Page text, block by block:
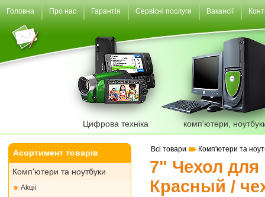
Головна Про нас Гарантія Сервісні послуги Вакансії
Цифрова техніка комп'ютери,
Асортимент товарів
Комп'ютери та ноутбуки
Akціі
Всі товари Комп'ютери та
7" Чехол для
Красный /